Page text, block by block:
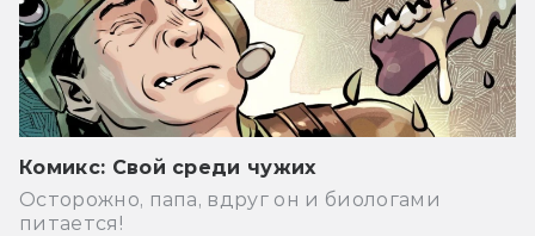
Комикс: Свой среди чужих
Осторожно, папа, вдруг он и биологами
питается!